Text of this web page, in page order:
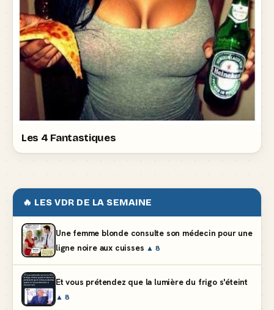
Les 4 Fantastiques
🔥 LES VDR DE LA SEMAINE
Une femme blonde consulte son médecin pour une
ligne noire aux cuisses ▲ 8
Et vous prétendez que la lumière du frigo s'éteint
▲ 8